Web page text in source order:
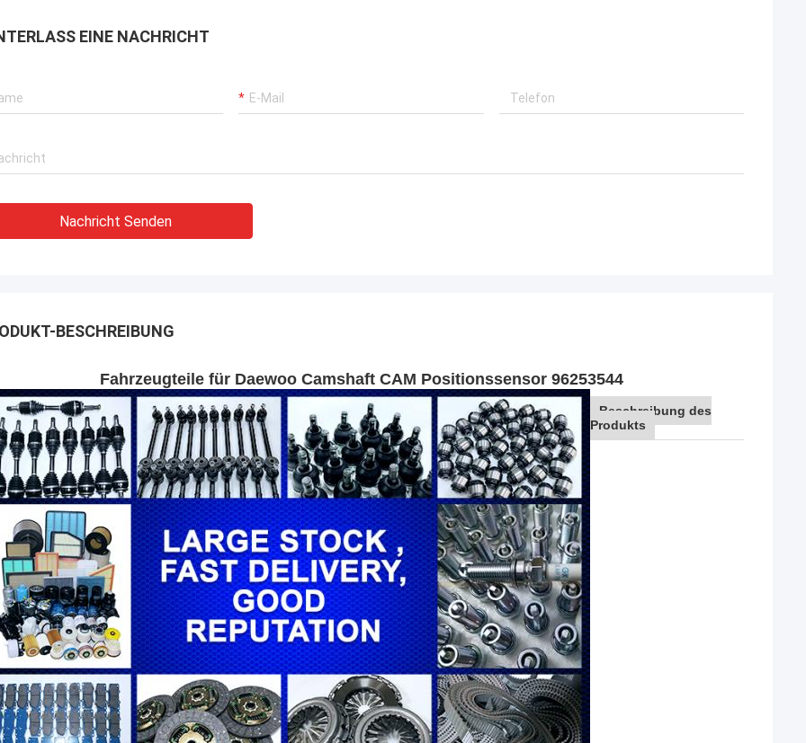
EINE NACHRICHT
Nachricht Senden
BESCHREIBUNG
Fahrzeugteile für Daewoo Camshaft CAM Positionssensor 96253544
Beschreibung des
Produkts